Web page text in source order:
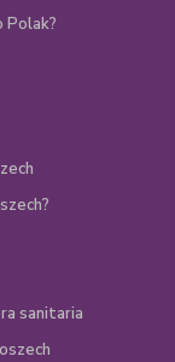
Polak?
sanitaria